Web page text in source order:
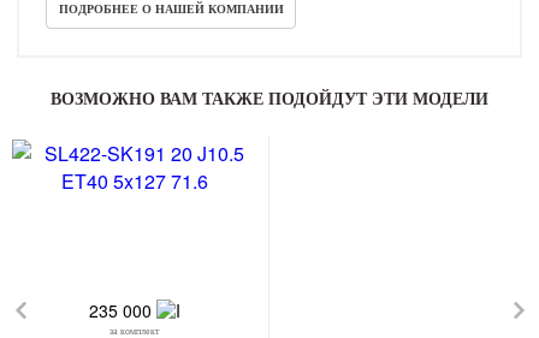
ПОДРОБНЕЕ О НАШЕЙ КОМПАНИИ
ВОЗМОЖНО ВАМ ТАКЖЕ ПОДОЙДУТ ЭТИ МОДЕЛИ
235 000
за комплект